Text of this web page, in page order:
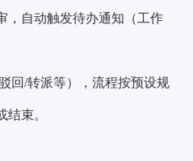
，自动触发待办通知（工作
回/转派等），流程按预设规
结束。